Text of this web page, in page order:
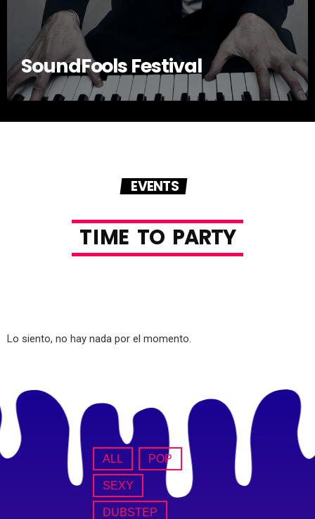
SoundFools Festival
EVENTS
TIME TO PARTY
Lo siento, no hay nada por el momento.
ALL POP
SEXY
DUBSTEP